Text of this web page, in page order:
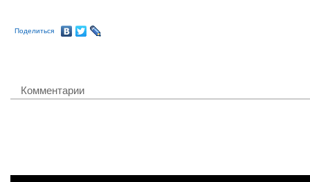
Поделиться
Комментарии